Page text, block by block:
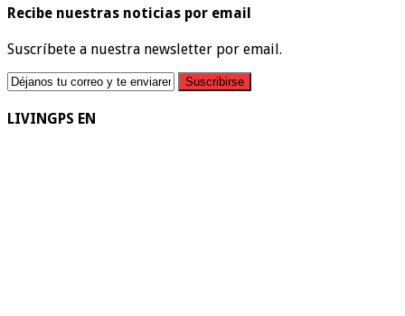
Recibe nuestras noticias por email
Suscríbete a nuestra newsletter por email.
LIVINGPS EN